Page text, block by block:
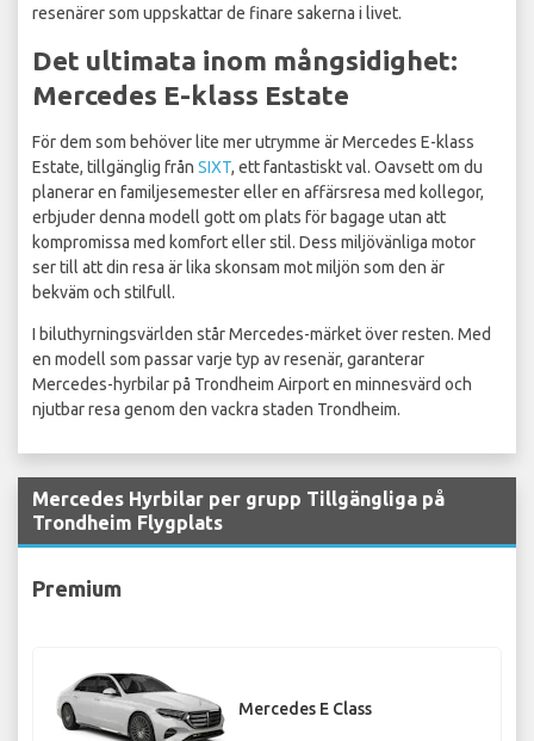
resenärer som uppskattar de finare sakerna i livet.
Det ultimata inom mångsidighet:
Mercedes E-klass Estate
För dem som behöver lite mer utrymme är Mercedes E-klass
Estate, tillgänglig från SIXT, ett fantastiskt val. Oavsett om du
planerar en familjesemester eller en affärsresa med kollegor,
erbjuder denna modell gott om plats för bagage utan att
kompromissa med komfort eller stil. Dess miljövänliga motor
ser till att din resa är lika skonsam mot miljön som den är
bekväm och stilfull.
I biluthyrningsvärlden står Mercedes-märket över resten. Med
en modell som passar varje typ av resenär, garanterar
Mercedes-hyrbilar på Trondheim Airport en minnesvärd och
njutbar resa genom den vackra staden Trondheim.
Mercedes Hyrbilar per grupp Tillgängliga på
Trondheim Flygplats
Premium
Mercedes E Class